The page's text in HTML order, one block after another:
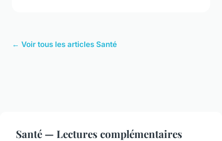
← Voir tous les articles Santé
Santé — Lectures complémentaires